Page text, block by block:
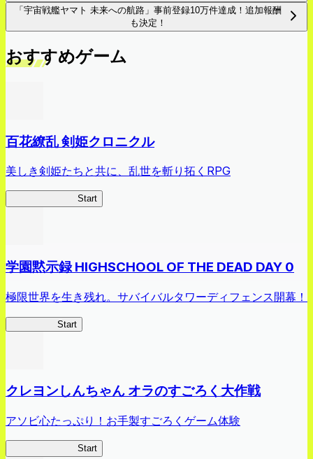
「宇宙戦艦ヤマト 未来への航路」事前登録10万件達成！追加報酬
も決定！
おすすめゲーム
百花繚乱 剣姫クロニクル
美しき剣姫たちと共に、乱世を斬り拓くRPG
Start
学園黙示録 HIGHSCHOOL OF THE DEAD DAY 0
極限世界を生き残れ。サバイバルタワーディフェンス開幕！
Start
クレヨンしんちゃん オラのすごろく大作戦
アソビ心たっぷり！お手製すごろくゲーム体験
Start